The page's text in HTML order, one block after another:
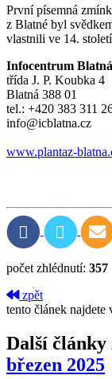
První písemná
z Blatné byl
vlastnili ve 14.
Infocentrum Blatná
třída J. P. Koubka 4
Blatná 388 01
tel.: +420 383 311
info@icblatna.cz
počet zhlédnutí: 357
zpět
tento článek najdete
Další články
březen 2025